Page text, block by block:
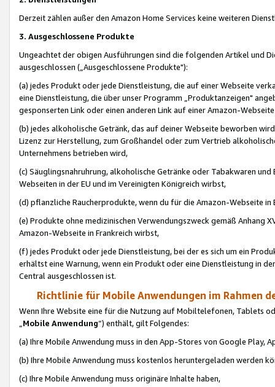
Derzeit zählen außer den Amazon Home Services keine weiteren
3. Ausgeschlossene Produkte
Ungeachtet der obigen Ausführungen sind die folgenden Artikel und
ausgeschlossen („Ausgeschlossene Produkte"):
(a) jedes Produkt oder jede Dienstleistung, die auf einer Webseite
eine Dienstleistung, die über unser Programm „Produktanzeigen"
gesponserten Link oder einen anderen Link auf einer Amazon-
(b) jedes alkoholische Getränk, das auf deiner Webseite beworben
Lizenz zur Herstellung, zum Großhandel oder zum Vertrieb
Unternehmens betrieben wird,
(c) Säuglingsnahruhrung, alkoholische Getränke oder Tabakwaren
Webseiten in der EU und im Vereinigten Königreich wirbst,
(d) pflanzliche Raucherprodukte, wenn du für die Amazon-Webseite in
(e) Produkte ohne medizinischen Verwendungszweck gemäß Anhang
Amazon-Webseite in Frankreich wirbst,
(f) jedes Produkt oder jede Dienstleistung, bei der es sich um ein
erhältst eine Warnung, wenn ein Produkt oder eine Dienstleistung in
Central ausgeschlossen ist.
Richtlinie für Mobile Anwendungen im Rahmen
Wenn Ihre Website eine für die Nutzung auf Mobiltelefonen, Tablets
„Mobile Anwendung“) enthält, gilt Folgendes:
(a) Ihre Mobile Anwendung muss in den App-Stores von Google Play,
(b) Ihre Mobile Anwendung muss kostenlos heruntergeladen werden
(c) Ihre Mobile Anwendung muss originäre Inhalte haben,